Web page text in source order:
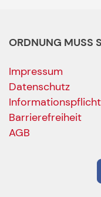
ORDNUNG MUSS
Impressum
Datenschutz
Barrierefreiheit
AGB